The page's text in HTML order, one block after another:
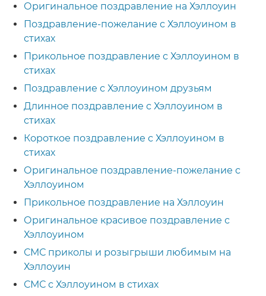
Оригинальное поздравление на Хэллоуин
Поздравление-пожелание с Хэллоуином в
стихах
Прикольное поздравление с Хэллоуином в
стихах
Поздравление с Хэллоуином друзьям
Длинное поздравление с Хэллоуином в
стихах
Короткое поздравление с Хэллоуином в
стихах
Оригинальное поздравление-пожелание с
Хэллоуином
Прикольное поздравление на Хэллоуин
Оригинальное красивое поздравление с
Хэллоуином
СМС приколы и розыгрыши любимым на
Хэллоуин
СМС с Хэллоуином в стихах